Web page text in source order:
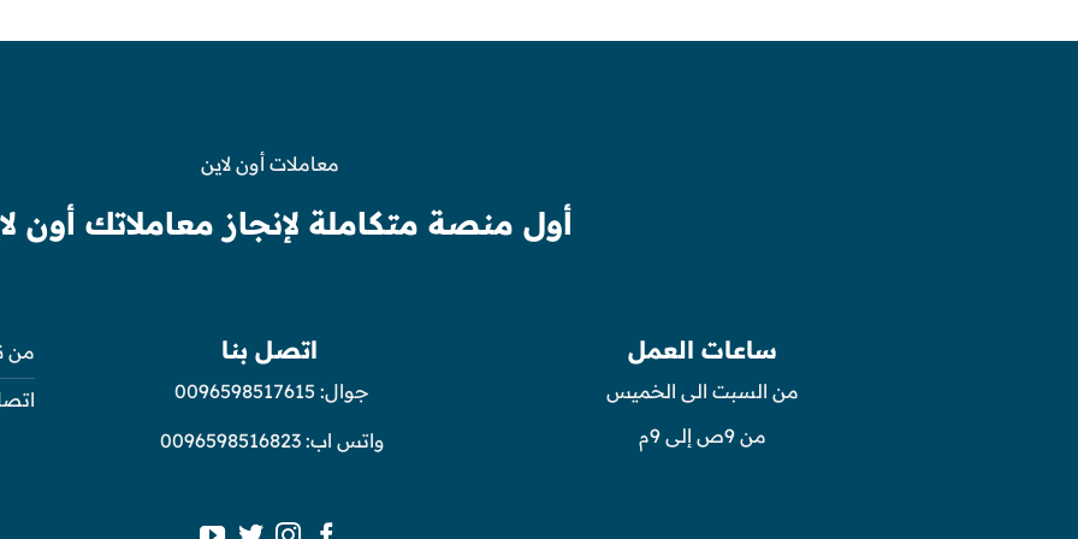
معاملات أون لاين
أول منصة متكاملة لإنجاز معاملاتك أون
ساعات العمل
من السبت الى الخميس
من 9ص إلى 9م
اتصل بنا
جوال: 0096598517615
واتس اب:0096598516823
من